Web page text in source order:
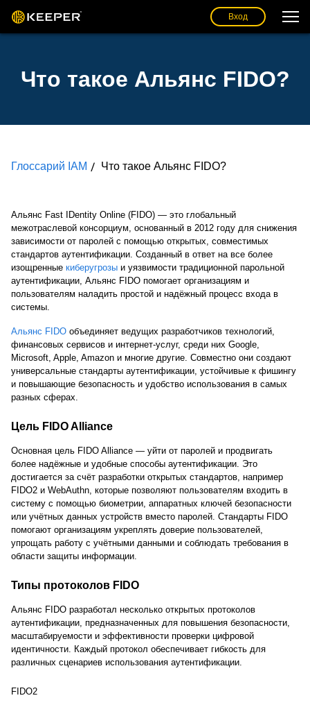
Вход
Что такое Альянс FIDO?
Глоссарий IAM Что такое Альянс FIDO?
Альянс Fast IDentity Online (FIDO) — это глобальный
межотраслевой консорциум, основанный в 2012 году для снижения
зависимости от паролей с помощью открытых, совместимых
стандартов аутентификации. Созданный в ответ на все более
изощренные киберугрозы и уязвимости традиционной парольной
аутентификации, Альянс FIDO помогает организациям и
пользователям наладить простой и надёжный процесс входа в
системы.
Альянс FIDO объединяет ведущих разработчиков технологий,
финансовых сервисов и интернет-услуг, среди них Google,
Microsoft, Apple, Amazon и многие другие. Совместно они создают
универсальные стандарты аутентификации, устойчивые к фишингу
и повышающие безопасность и удобство использования в самых
разных сферах.
Цель FIDO Alliance
Основная цель FIDO Alliance — уйти от паролей и продвигать
более надёжные и удобные способы аутентификации. Это
достигается за счёт разработки открытых стандартов, например
FIDO2 и WebAuthn, которые позволяют пользователям входить в
систему с помощью биометрии, аппаратных ключей безопасности
или учётных данных устройств вместо паролей. Стандарты FIDO
помогают организациям укреплять доверие пользователей,
упрощать работу с учётными данными и соблюдать требования в
области защиты информации.
Типы протоколов FIDO
Альянс FIDO разработал несколько открытых протоколов
аутентификации, предназначенных для повышения безопасности,
масштабируемости и эффективности проверки цифровой
идентичности. Каждый протокол обеспечивает гибкость для
различных сценариев использования аутентификации.
FIDO2